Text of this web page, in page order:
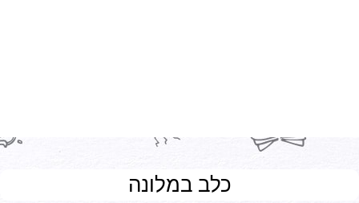
כלב במלונה